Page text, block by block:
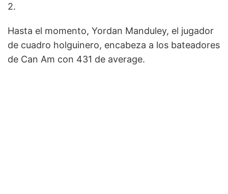
2.
Hasta el momento, Yordan Manduley, el jugador
de cuadro holguinero, encabeza a los bateadores
de Can Am con 431 de average.